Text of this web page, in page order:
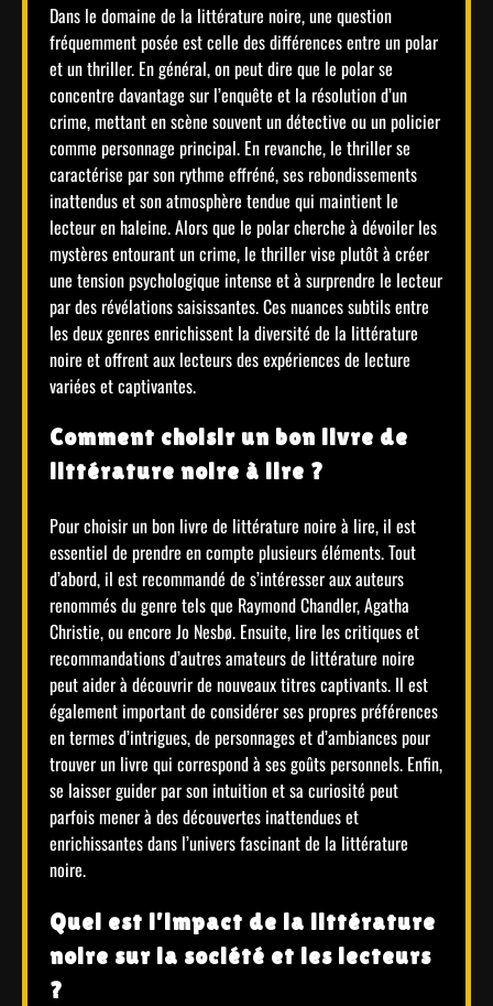
Dans le domaine de la littérature noire, une question
fréquemment posée est celle des différences entre un polar
et un thriller. En général, on peut dire que le polar se
concentre davantage sur l’enquête et la résolution d’un
crime, mettant en scène souvent un détective ou un policier
comme personnage principal. En revanche, le thriller se
caractérise par son rythme effréné, ses rebondissements
inattendus et son atmosphère tendue qui maintient le
lecteur en haleine. Alors que le polar cherche à dévoiler les
mystères entourant un crime, le thriller vise plutôt à créer
une tension psychologique intense et à surprendre le lecteur
par des révélations saisissantes. Ces nuances subtils entre
les deux genres enrichissent la diversité de la littérature
noire et offrent aux lecteurs des expériences de lecture
variées et captivantes.
Comment choisir un bon livre de
littérature noire à lire ?
Pour choisir un bon livre de littérature noire à lire, il est
essentiel de prendre en compte plusieurs éléments. Tout
d’abord, il est recommandé de s’intéresser aux auteurs
renommés du genre tels que Raymond Chandler, Agatha
Christie, ou encore Jo Nesbø. Ensuite, lire les critiques et
recommandations d’autres amateurs de littérature noire
peut aider à découvrir de nouveaux titres captivants. Il est
également important de considérer ses propres préférences
en termes d’intrigues, de personnages et d’ambiances pour
trouver un livre qui correspond à ses goûts personnels. Enfin,
se laisser guider par son intuition et sa curiosité peut
parfois mener à des découvertes inattendues et
enrichissantes dans l’univers fascinant de la littérature
noire.
Quel est l’impact de la littérature
noire sur la société et les lecteurs
?